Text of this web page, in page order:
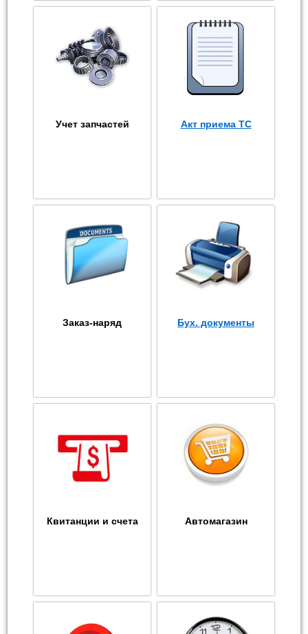
Учет запчастей Акт приема ТС
Заказ-наряд Бух. документы
Квитанции и счета Автомагазин